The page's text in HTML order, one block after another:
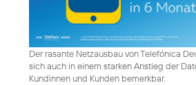
Der rasante Netzausbau von Telefónica
sich auch in einem starken Anstieg der
Kundinnen und Kunden bemerkbar.